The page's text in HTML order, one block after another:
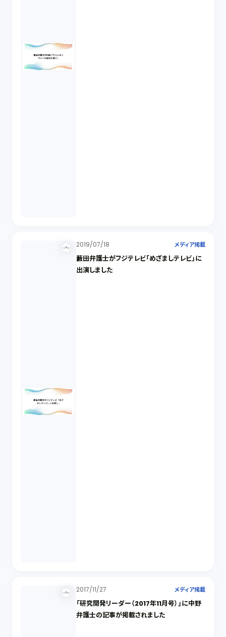
2019/07/18 メディア掲載
藪田弁護士がフジテレビ「めざましテレビ」に
出演しました
2017/11/27 メディア掲載
「研究開発リーダー（2017年11月号）」に中野
弁護士の記事が掲載されました